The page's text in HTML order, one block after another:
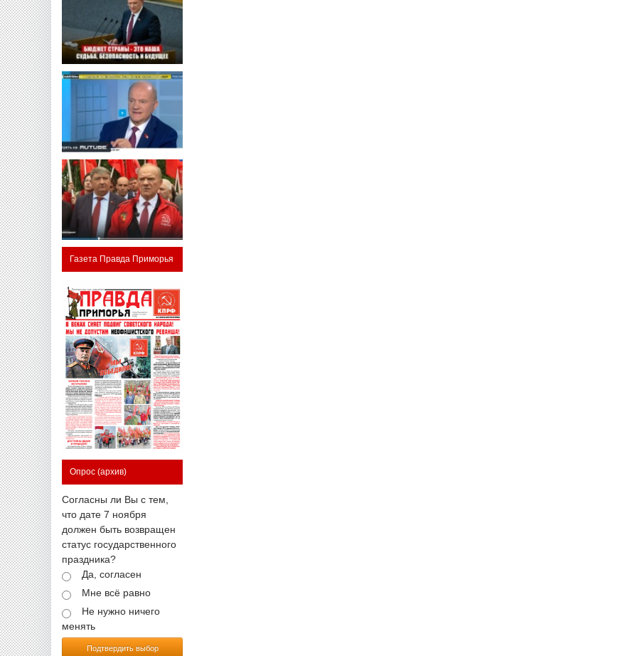
Газета Правда Приморья
Опрос (архив)
Согласны ли Вы с тем,
что дате 7 ноября
должен быть возвращен
статус государственного
праздника?
Да, согласен
Мне всё равно
Не нужно ничего
менять
Подтвердить выбор